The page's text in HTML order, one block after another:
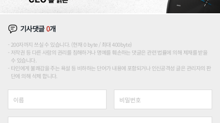
기사댓글0개
200자까지 쓰실 수 있습니다. (현재 0 byte / 최대 400byte)
저작권 등 다른 사람의 권리를 침해하거나 명예를 훼손하는 댓글은 관련 법률에 의해 제재를 받을
수 있습니다.
타인에게 불쾌감을 주는 욕설 등 비하하는 단어가 내용에 포함되거나 인신공격성 글은 관리자의 판
단에 의해 삭제 합니다.